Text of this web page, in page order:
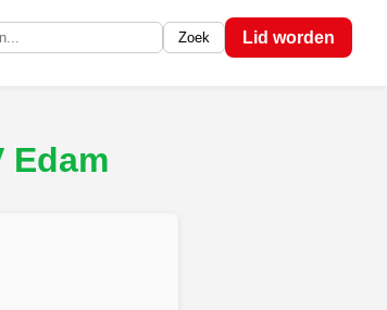
de site Zoek Lid worden
Edam